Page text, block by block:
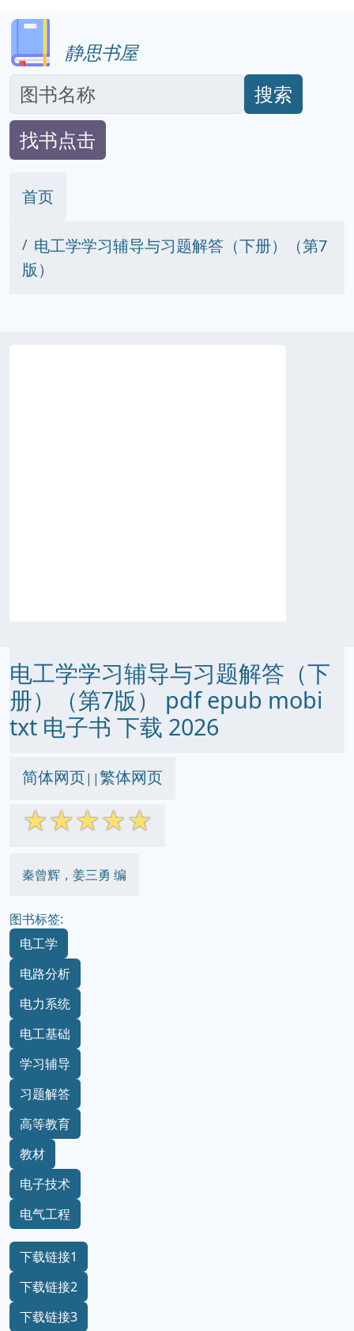
静思书屋
搜索
找书点击
首页
电工学学习辅导与习题解答（下册）（第7
版）
电工学学习辅导与习题解答（下
册）（第7版） pdf epub mobi
txt 电子书 下载 2026
简体网页||繁体网页
☆☆☆☆☆
秦曾辉，姜三勇 编
图书标签:
电工学
电路分析
电力系统
电工基础
学习辅导
习题解答
高等教育
教材
电子技术
电气工程
下载链接1
下载链接2
下载链接3